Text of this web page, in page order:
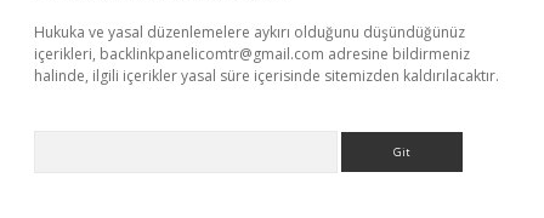
Hukuka ve yasal düzenlemelere aykırı olduğunu düşündüğünüz
içerikleri, backlinkpanelicomtr@gmail.com adresine bildirmeniz
halinde, ilgili içerikler yasal süre içerisinde sitemizden kaldırılacaktır.